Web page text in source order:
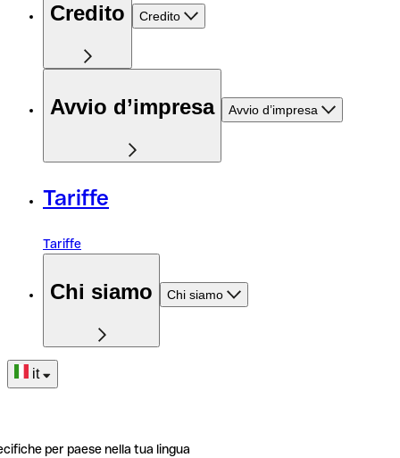
Credito Credito
Avvio d’impresa Avvio d’impresa
Tariffe
Tariffe
Chi siamo Chi siamo
it
per paese nella tua lingua